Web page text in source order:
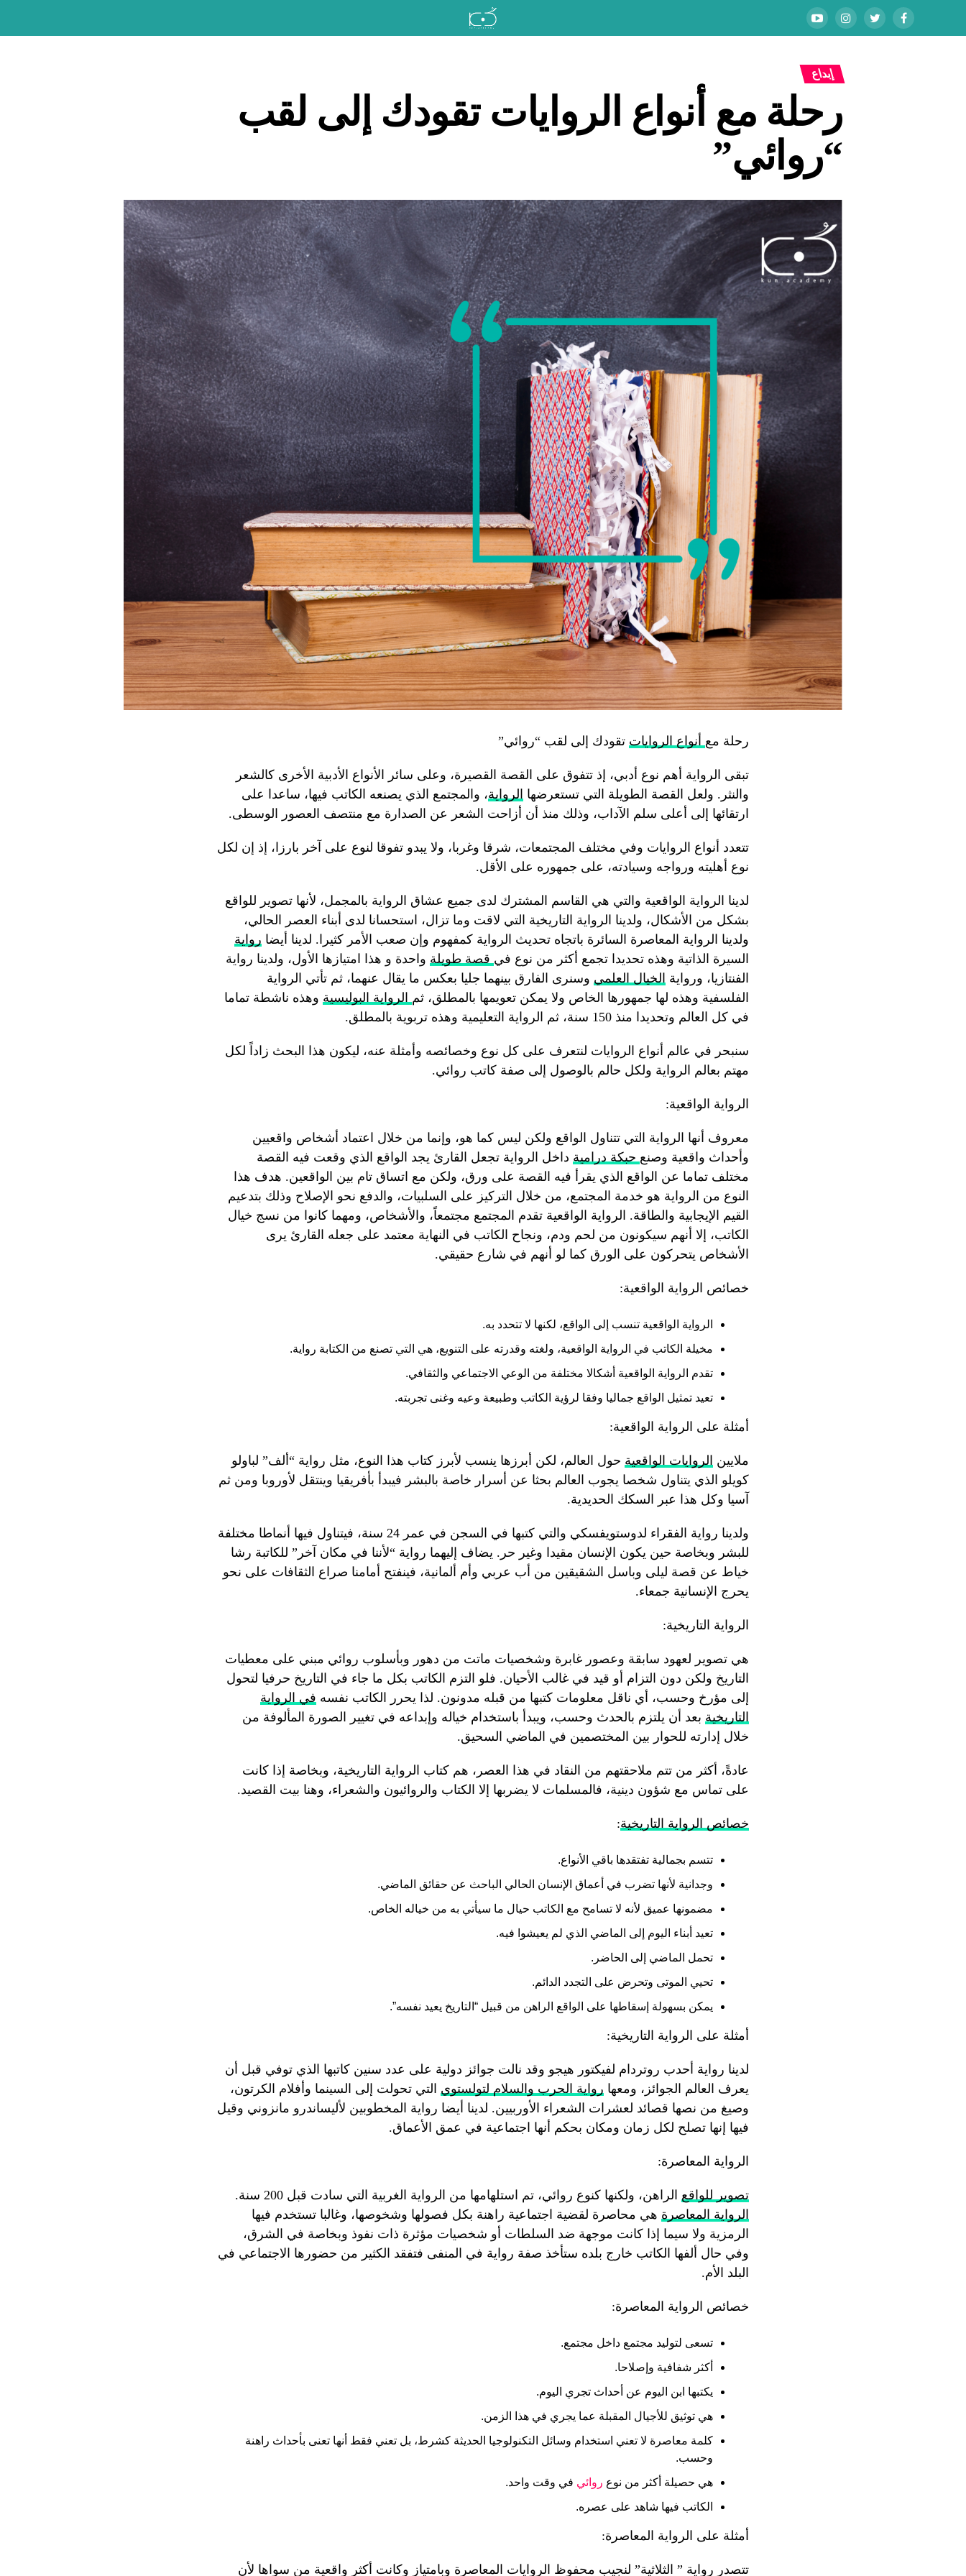
إبداع
رحلة مع أنواع الروايات تقودك إلى لقب
“روائي”
رحلة مع أنواع الروايات تقودك إلى لقب “روائي”
تبقى الرواية أهم نوع أدبي، إذ تتفوق على القصة القصيرة، وعلى سائر الأنواع الأدبية الأخرى كالشعر
والنثر. ولعل القصة الطويلة التي تستعرضها الرواية، والمجتمع الذي يصنعه الكاتب فيها، ساعدا على
ارتقائها إلى أعلى سلم الآداب، وذلك منذ أن أزاحت الشعر عن الصدارة مع منتصف العصور الوسطى.
تتعدد أنواع الروايات وفي مختلف المجتمعات، شرقا وغربا، ولا يبدو تفوقا لنوع على آخر بارزا، إذ إن لكل
نوع أهليته ورواجه وسيادته، على جمهوره على الأقل.
لدينا الرواية الواقعية والتي هي القاسم المشترك لدى جميع عشاق الرواية بالمجمل، لأنها تصوير للواقع
بشكل من الأشكال، ولدينا الرواية التاريخية التي لاقت وما تزال، استحسانا لدى أبناء العصر الحالي،
ولدينا الرواية المعاصرة السائرة باتجاه تحديث الرواية كمفهوم وإن صعب الأمر كثيرا. لدينا أيضا رواية
السيرة الذاتية وهذه تحديدا تجمع أكثر من نوع في قصة طويلة واحدة و هذا امتيازها الأول، ولدينا رواية
الفنتازيا، ورواية الخيال العلمي وسنرى الفارق بينهما جليا بعكس ما يقال عنهما، ثم تأتي الرواية
الفلسفية وهذه لها جمهورها الخاص ولا يمكن تعويمها بالمطلق، ثم الرواية البوليسية وهذه ناشطة تماما
في كل العالم وتحديدا منذ 150 سنة، ثم الرواية التعليمية وهذه تربوية بالمطلق.
سنبحر في عالم أنواع الروايات لنتعرف على كل نوع وخصائصه وأمثلة عنه، ليكون هذا البحث زاداً لكل
مهتم بعالم الرواية ولكل حالم بالوصول إلى صفة كاتب روائي.
الرواية الواقعية:
معروف أنها الرواية التي تتناول الواقع ولكن ليس كما هو، وإنما من خلال اعتماد أشخاص واقعيين
وأحداث واقعية وصنع حبكة درامية داخل الرواية تجعل القارئ يجد الواقع الذي وقعت فيه القصة
مختلف تماما عن الواقع الذي يقرأ فيه القصة على ورق، ولكن مع اتساق تام بين الواقعين. هدف هذا
النوع من الرواية هو خدمة المجتمع، من خلال التركيز على السلبيات، والدفع نحو الإصلاح وذلك بتدعيم
القيم الإيجابية والطاقة. الرواية الواقعية تقدم المجتمع مجتمعاً، والأشخاص، ومهما كانوا من نسج خيال
الكاتب، إلا أنهم سيكونون من لحم ودم، ونجاح الكاتب في النهاية معتمد على جعله القارئ يرى
الأشخاص يتحركون على الورق كما لو أنهم في شارع حقيقي.
خصائص الرواية الواقعية:
الرواية الواقعية تنسب إلى الواقع، لكنها لا تتحدد به.
مخيلة الكاتب في الرواية الواقعية، ولغته وقدرته على التنويع، هي التي تصنع من الكتابة رواية.
تقدم الرواية الواقعية أشكالا مختلفة من الوعي الاجتماعي والثقافي.
تعيد تمثيل الواقع جماليا وفقا لرؤية الكاتب وطبيعة وعيه وغنى تجربته.
أمثلة على الرواية الواقعية:
ملايين الروايات الواقعية حول العالم، لكن أبرزها ينسب لأبرز كتاب هذا النوع، مثل رواية “ألف” لباولو
كويلو الذي يتناول شخصا يجوب العالم بحثا عن أسرار خاصة بالبشر فيبدأ بأفريقيا وينتقل لأوروبا ومن ثم
آسيا وكل هذا عبر السكك الحديدية.
ولدينا رواية الفقراء لدوستويفسكي والتي كتبها في السجن في عمر 24 سنة، فيتناول فيها أنماطا مختلفة
للبشر وبخاصة حين يكون الإنسان مقيدا وغير حر. يضاف إليهما رواية “لأننا في مكان آخر” للكاتبة رشا
خياط عن قصة ليلى وباسل الشقيقين من أب عربي وأم ألمانية، فينفتح أمامنا صراع الثقافات على نحو
يحرج الإنسانية جمعاء.
الرواية التاريخية:
هي تصوير لعهود سابقة وعصور غابرة وشخصيات ماتت من دهور وبأسلوب روائي مبني على معطيات
التاريخ ولكن دون التزام أو قيد في غالب الأحيان. فلو التزم الكاتب بكل ما جاء في التاريخ حرفيا لتحول
إلى مؤرخ وحسب، أي ناقل معلومات كتبها من قبله مدونون. لذا يحرر الكاتب نفسه في الرواية
التاريخية بعد أن يلتزم بالحدث وحسب، ويبدأ باستخدام خياله وإبداعه في تغيير الصورة المألوفة من
خلال إدارته للحوار بين المختصمين في الماضي السحيق.
عادةً، أكثر من تتم ملاحقتهم من النقاد في هذا العصر، هم كتاب الرواية التاريخية، وبخاصة إذا كانت
على تماس مع شؤون دينية، فالمسلمات لا يضربها إلا الكتاب والروائيون والشعراء، وهنا بيت القصيد.
خصائص الرواية التاريخية:
تتسم بجمالية تفتقدها باقي الأنواع.
وجدانية لأنها تضرب في أعماق الإنسان الحالي الباحث عن حقائق الماضي.
مضمونها عميق لأنه لا تسامح مع الكاتب حيال ما سيأتي به من خياله الخاص.
تعيد أبناء اليوم إلى الماضي الذي لم يعيشوا فيه.
تحمل الماضي إلى الحاضر.
تحيي الموتى وتحرض على التجدد الدائم.
يمكن بسهولة إسقاطها على الواقع الراهن من قبيل “التاريخ يعيد نفسه”.
أمثلة على الرواية التاريخية:
لدينا رواية أحدب روتردام لفيكتور هيجو وقد نالت جوائز دولية على عدد سنين كاتبها الذي توفي قبل أن
يعرف العالم الجوائز، ومعها رواية الحرب والسلام لتولستوي التي تحولت إلى السينما وأفلام الكرتون،
وصيغ من نصها قصائد لعشرات الشعراء الأوربيين. لدينا أيضا رواية المخطوبين لأليساندرو مانزوني وقيل
فيها إنها تصلح لكل زمان ومكان بحكم أنها اجتماعية في عمق الأعماق.
الرواية المعاصرة:
تصوير للواقع الراهن، ولكنها كنوع روائي، تم استلهامها من الرواية الغربية التي سادت قبل 200 سنة.
الرواية المعاصرة هي محاصرة لقضية اجتماعية راهنة بكل فصولها وشخوصها، وغالبا تستخدم فيها
الرمزية ولا سيما إذا كانت موجهة ضد السلطات أو شخصيات مؤثرة ذات نفوذ وبخاصة في الشرق،
وفي حال ألفها الكاتب خارج بلده ستأخذ صفة رواية في المنفى فتفقد الكثير من حضورها الاجتماعي في
البلد الأم.
خصائص الرواية المعاصرة:
تسعى لتوليد مجتمع داخل مجتمع.
أكثر شفافية وإصلاحا.
يكتبها ابن اليوم عن أحداث تجري اليوم.
هي توثيق للأجيال المقبلة عما يجري في هذا الزمن.
كلمة معاصرة لا تعني استخدام وسائل التكنولوجيا الحديثة كشرط، بل تعني فقط أنها تعنى بأحداث راهنة
وحسب.
هي حصيلة أكثر من نوع روائي في وقت واحد.
الكاتب فيها شاهد على عصره.
أمثلة على الرواية المعاصرة:
تتصدر رواية ” الثلاثية” لنجيب محفوظ الروايات المعاصرة وبامتياز وكانت أكثر واقعية من سواها لأن